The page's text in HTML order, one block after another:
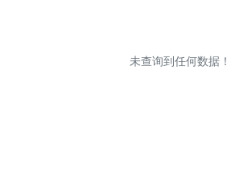
未查询到任何数据！